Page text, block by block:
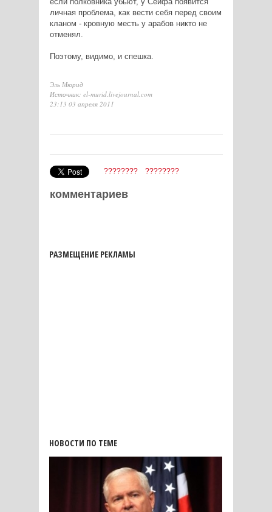
личная проблема, как вести себя перед своим
кланом - кровную месть у арабов никто не
отменял.
Поэтому, видимо, и спешка.
Эль Мюрид
Источник: el-murid.livejournal.com
23:13 03 апреля 2011
???????? ????????
комментариев
РАЗМЕЩЕНИЕ РЕКЛАМЫ
НОВОСТИ ПО ТЕМЕ